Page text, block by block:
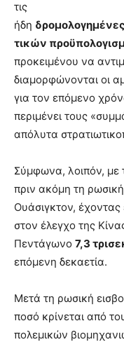
τις
ήδη δρομολογημένες
τικών
προκειμένου να
διαμορφώνονται οι
για τον επόμενο
περιμένει τους
απόλυτα
Σύμφωνα, λοιπόν, με
πριν ακόμη τη
Ουάσιγκτον,
στον έλεγχο της
Πεντάγωνο 7,3
επόμενη δεκαετία.
Μετά τη ρωσική
ποσό κρίνεται από
πολεμικών